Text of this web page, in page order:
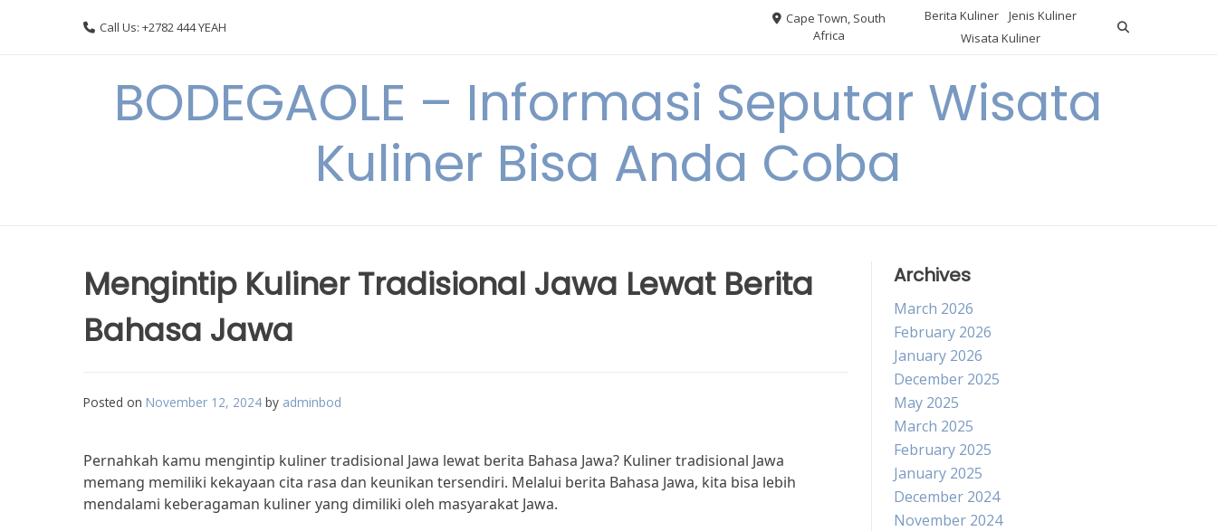
Call Us: +2782 444 YEAH
Cape Town, South
Africa
Berita Kuliner
Jenis Kuliner
Wisata Kuliner
BODEGAOLE – Informasi Seputar Wisata
Kuliner Bisa Anda Coba
Mengintip Kuliner Tradisional Jawa Lewat Berita
Bahasa Jawa
Posted on November 12, 2024 by adminbod
Pernahkah kamu mengintip kuliner tradisional Jawa lewat berita Bahasa Jawa? Kuliner tradisional Jawa
memang memiliki kekayaan cita rasa dan keunikan tersendiri. Melalui berita Bahasa Jawa, kita bisa lebih
mendalami keberagaman kuliner yang dimiliki oleh masyarakat Jawa.
Archives
March 2026
February 2026
January 2026
December 2025
May 2025
March 2025
February 2025
January 2025
December 2024
November 2024